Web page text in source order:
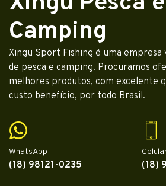
Camping
Xingu Sport Fishing é uma empresa
de pesca e camping. Procuramos
melhores produtos, com excelente
custo benefício, por todo Brasil.
WhatsApp
(18) 98121-0235 (18)